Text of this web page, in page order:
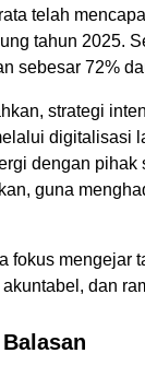
telah
tahun 2025.
sebesar 72%
strategi
digitalisasi
dengan
guna
fokus mengejar
akuntabel, dan